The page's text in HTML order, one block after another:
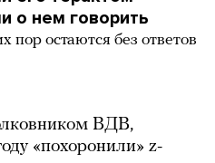
о нем говорить
пор остаются без ответов
ВДВ,
«похоронили» z-